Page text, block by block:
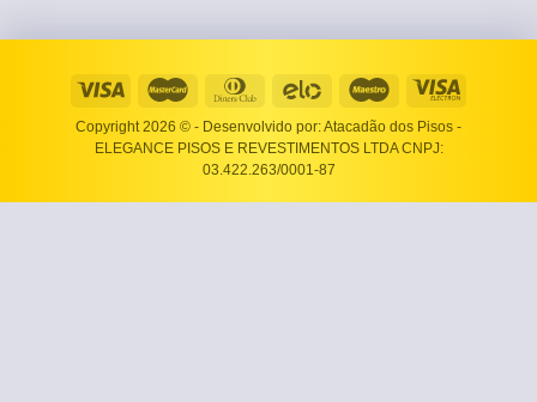
Copyright 2026 © - Desenvolvido por: Atacadão dos Pisos -
ELEGANCE PISOS E REVESTIMENTOS LTDA CNPJ:
03.422.263/0001-87